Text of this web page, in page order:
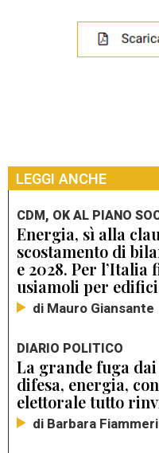
LEGGI ANCHE
CDM, OK AL PIANO
Energia, sì alla
scostamento di
e 2028. Per l’Italia
usiamoli per
di Mauro Giansante
DIARIO POLITICO
La grande fuga
difesa, energia,
elettorale tutto
di Barbara Fiammeri